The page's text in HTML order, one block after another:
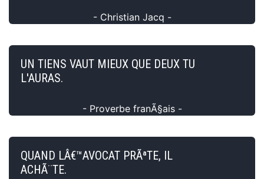
- Christian Jacq -
UN TIENS VAUT MIEUX QUE DEUX TU
L'AURAS.
- Proverbe franÃ§ais -
QUAND LÂ€™AVOCAT PRÃªTE, IL
ACHÃ¨TE.